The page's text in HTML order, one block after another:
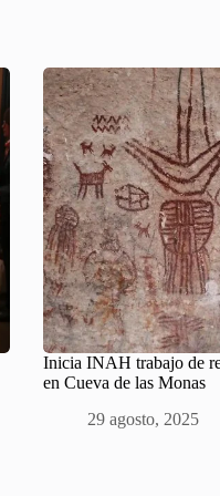
Inicia INAH trabajo de
en Cueva de las Monas
29 agosto, 2025